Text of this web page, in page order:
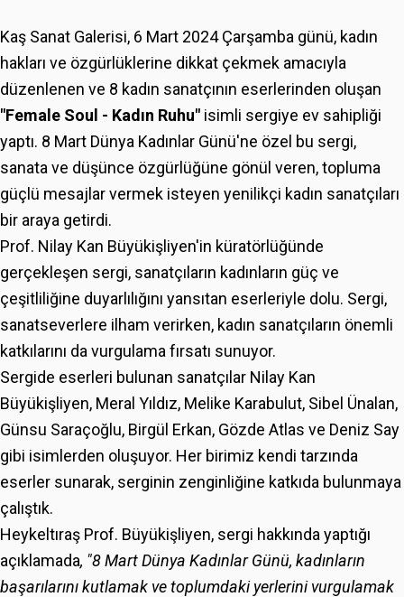
Kaş Sanat Galerisi, 6 Mart 2024 Çarşamba günü, kadın
hakları ve özgürlüklerine dikkat çekmek amacıyla
düzenlenen ve 8 kadın sanatçının eserlerinden oluşan
"Female Soul - Kadın Ruhu" isimli sergiye ev sahipliği
yaptı. 8 Mart Dünya Kadınlar Günü'ne özel bu sergi,
sanata ve düşünce özgürlüğüne gönül veren, topluma
güçlü mesajlar vermek isteyen yenilikçi kadın sanatçıları
bir araya getirdi.
Prof. Nilay Kan Büyükişliyen'in küratörlüğünde
gerçekleşen sergi, sanatçıların kadınların güç ve
çeşitliliğine duyarlılığını yansıtan eserleriyle dolu. Sergi,
sanatseverlere ilham verirken, kadın sanatçıların önemli
katkılarını da vurgulama fırsatı sunuyor.
Sergide eserleri bulunan sanatçılar Nilay Kan
Büyükişliyen, Meral Yıldız, Melike Karabulut, Sibel Ünalan,
Günsu Saraçoğlu, Birgül Erkan, Gözde Atlas ve Deniz Say
gibi isimlerden oluşuyor. Her birimiz kendi tarzında
eserler sunarak, serginin zenginliğine katkıda bulunmaya
çalıştık.
Heykeltıraş Prof. Büyükişliyen, sergi hakkında yaptığı
açıklamada, "8 Mart Dünya Kadınlar Günü, kadınların
başarılarını kutlamak ve toplumdaki yerlerini vurgulamak